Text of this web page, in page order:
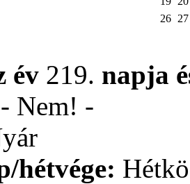
26 27
év 219. napja
- Nem! -
hétvége: